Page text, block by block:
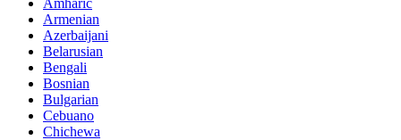
Armenian
Azerbaijani
Belarusian
Bengali
Bosnian
Bulgarian
Cebuano
Chichewa